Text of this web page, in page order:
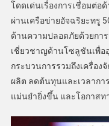
โดดเด่นเรื่องการเชื่อมต่อ
ผ่านเครือข่ายอัจฉริยะทรู
ด้านความปลอดภัยด้วยกา
เชี่ยวชาญด้านโซลูชันเพื่อ
กระบวนการรวมถึงเครื่อ
ผลิต ลดต้นทุนและเวลาก
แม่นยำยิ่งขึ้น และโอกาส